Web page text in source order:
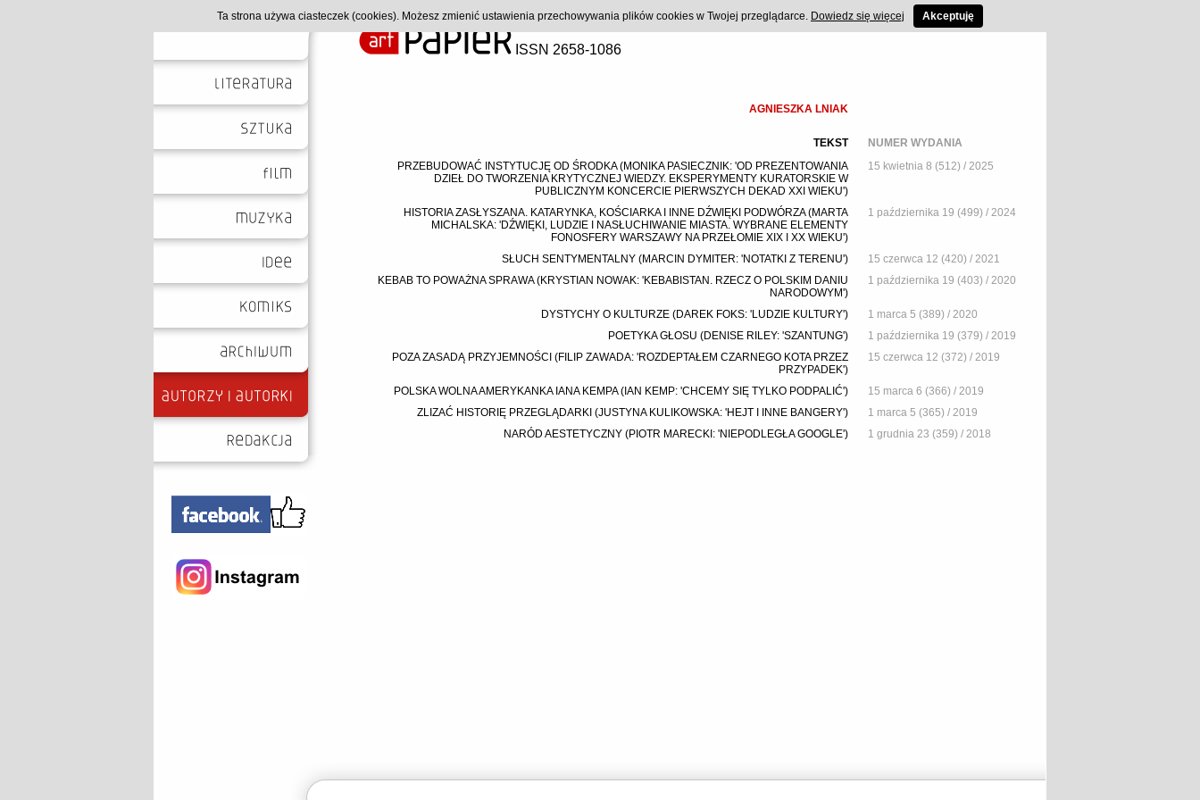
ISSN 2658-1086
AGNIESZKA LNIAK
TEKST
NUMER WYDANIA
PRZEBUDOWAĆ INSTYTUCJĘ OD ŚRODKA (MONIKA PASIECZNIK: 'OD PREZENTOWANIA
DZIEŁ DO TWORZENIA KRYTYCZNEJ WIEDZY. EKSPERYMENTY KURATORSKIE W
PUBLICZNYM KONCERCIE PIERWSZYCH DEKAD XXI WIEKU')
15 kwietnia 8 (512) / 2025
HISTORIA ZASŁYSZANA. KATARYNKA, KOŚCIARKA I INNE DŹWIĘKI PODWÓRZA (MARTA
MICHALSKA: 'DŹWIĘKI, LUDZIE I NASŁUCHIWANIE MIASTA. WYBRANE ELEMENTY
FONOSFERY WARSZAWY NA PRZEŁOMIE XIX I XX WIEKU')
1 października 19 (499) / 2024
SŁUCH SENTYMENTALNY (MARCIN DYMITER: 'NOTATKI Z TERENU')
15 czerwca 12 (420) / 2021
KEBAB TO POWAŻNA SPRAWA (KRYSTIAN NOWAK: 'KEBABISTAN. RZECZ O POLSKIM DANIU
NARODOWYM')
1 października 19 (403) / 2020
DYSTYCHY O KULTURZE (DAREK FOKS: 'LUDZIE KULTURY')
1 marca 5 (389) / 2020
POETYKA GŁOSU (DENISE RILEY: 'SZANTUNG')
1 października 19 (379) / 2019
POZA ZASADĄ PRZYJEMNOŚCI (FILIP ZAWADA: 'ROZDEPTAŁEM CZARNEGO KOTA PRZEZ
PRZYPADEK')
15 czerwca 12 (372) / 2019
POLSKA WOLNA AMERYKANKA IANA KEMPA (IAN KEMP: 'CHCEMY SIĘ TYLKO PODPALIĆ')
15 marca 6 (366) / 2019
ZLIZAĆ HISTORIĘ PRZEGLĄDARKI (JUSTYNA KULIKOWSKA: 'HEJT I INNE BANGERY')
1 marca 5 (365) / 2019
NARÓD AESTETYCZNY (PIOTR MARECKI: 'NIEPODLEGŁA GOOGLE')
1 grudnia 23 (359) / 2018
Ta strona używa ciasteczek (cookies). Możesz zmienić ustawienia przechowywania plików cookies w Twojej przeglądarce. Dowiedz się więcej Akceptuję